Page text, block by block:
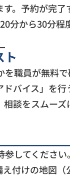
。予約が完
分から30分
ト
職員が無料
バイス」を
談をスムー
してくださ
付けの地図